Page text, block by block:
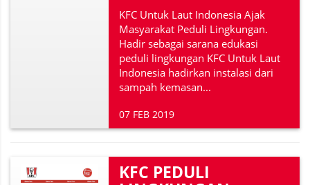
KFC Untuk Laut Indonesia Ajak
Masyarakat Peduli Lingkungan.
Hadir sebagai sarana edukasi
peduli lingkungan KFC Untuk Laut
Indonesia hadirkan instalasi dari
sampah kemasan...
07 FEB 2019
KFC PEDULI